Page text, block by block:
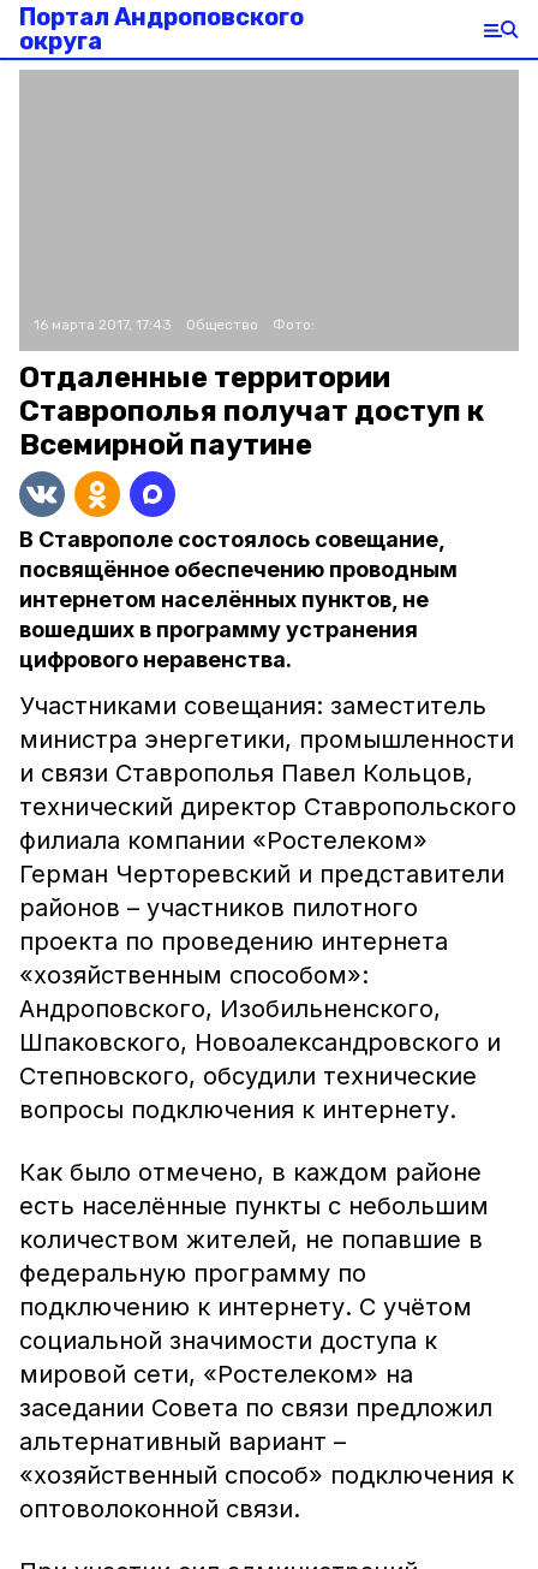
Портал Андроповского
округа
16 марта 2017, 17:43 Общество Фото:
Отдаленные территории
Ставрополья получат доступ к
Всемирной паутине
В Ставрополе состоялось совещание,
посвящённое обеспечению проводным
интернетом населённых пунктов, не
вошедших в программу устранения
цифрового неравенства.
Участниками совещания: заместитель
министра энергетики, промышленности
и связи Ставрополья Павел Кольцов,
технический директор Ставропольского
филиала компании «Ростелеком»
Герман Черторевский и представители
районов – участников пилотного
проекта по проведению интернета
«хозяйственным способом»:
Андроповского, Изобильненского,
Шпаковского, Новоалександровского и
Степновского, обсудили технические
вопросы подключения к интернету.
Как было отмечено, в каждом районе
есть населённые пункты с небольшим
количеством жителей, не попавшие в
федеральную программу по
подключению к интернету. С учётом
социальной значимости доступа к
мировой сети, «Ростелеком» на
заседании Совета по связи предложил
альтернативный вариант –
«хозяйственный способ» подключения к
оптоволоконной связи.